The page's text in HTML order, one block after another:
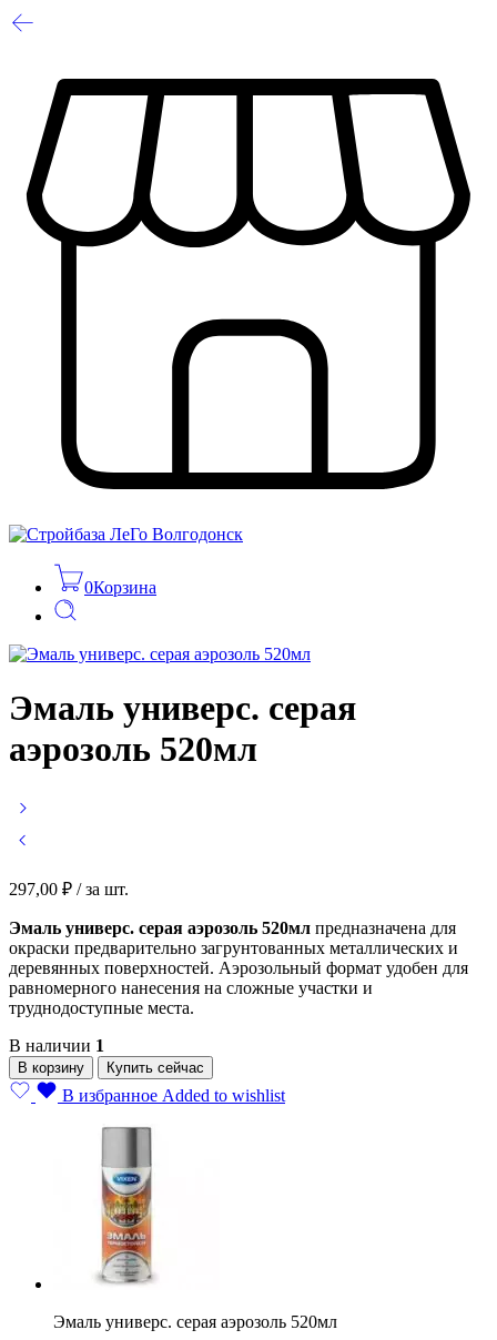
0Корзина
Эмаль универс. серая
аэрозоль 520мл
297,00 ₽ / за шт.
Эмаль универс. серая аэрозоль 520мл предназначена для
окраски предварительно загрунтованных металлических и
деревянных поверхностей. Аэрозольный формат удобен для
равномерного нанесения на сложные участки и
труднодоступные места.
В наличии 1
Эмаль
универс.
серая
В корзину Купить сейчас
В избранное Added to wishlist
Эмаль универс. серая аэрозоль 520мл